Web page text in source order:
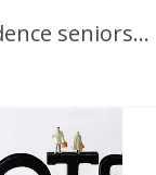
seniors…